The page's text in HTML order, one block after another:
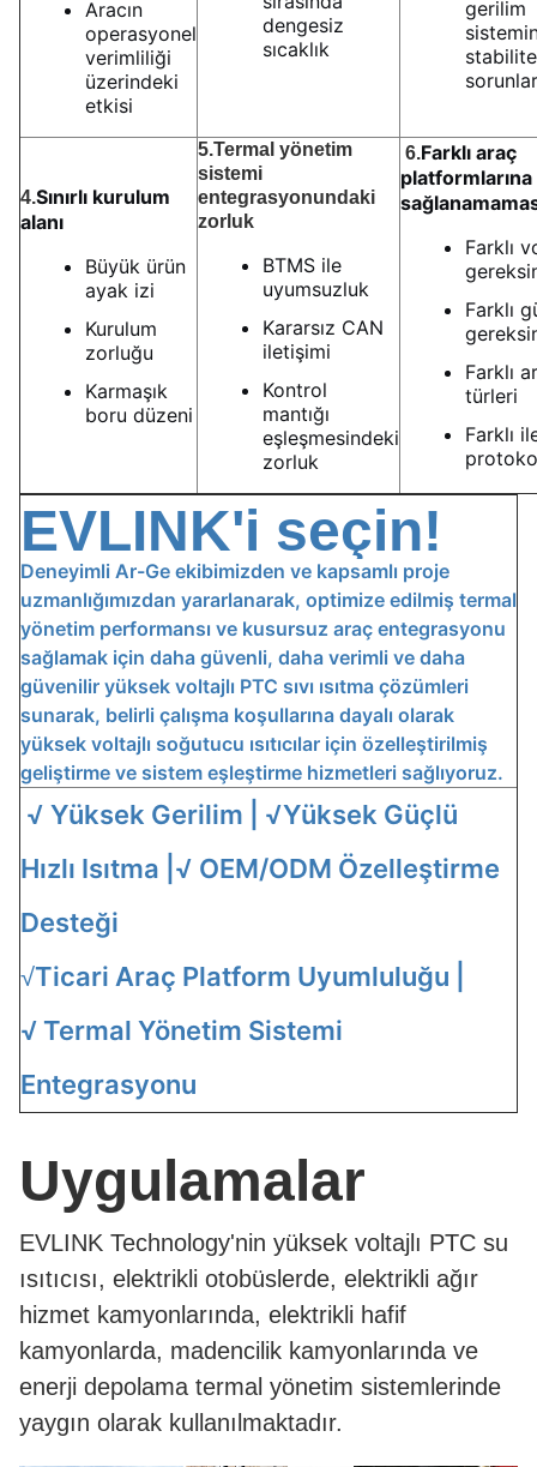
Aracın
operasyonel
verimliliği
üzerindeki
etkisi
dengesiz
sıcaklık
gerilim
stabilite
4.Sınırlı kurulum
alanı
Büyük ürün
ayak izi
Kurulum
zorluğu
Karmaşık
boru düzeni
5.Termal yönetim
sistemi
entegrasyonundaki
zorluk
BTMS ile
uyumsuzluk
Kararsız CAN
iletişimi
Kontrol
mantığı
eşleşmesindeki
zorluk
6.Farklı araç
Farklı
Farklı
Farklı
türleri
Farklı
EVLINK'i seçin!
Deneyimli Ar-Ge ekibimizden ve kapsamlı proje
uzmanlığımızdan yararlanarak, optimize edilmiş termal
yönetim performansı ve kusursuz araç entegrasyonu
sağlamak için daha güvenli, daha verimli ve daha
güvenilir yüksek voltajlı PTC sıvı ısıtma çözümleri
sunarak, belirli çalışma koşullarına dayalı olarak
yüksek voltajlı soğutucu ısıtıcılar için özelleştirilmiş
geliştirme ve sistem eşleştirme hizmetleri sağlıyoruz.
√ Yüksek Gerilim | √Yüksek Güçlü
Hızlı Isıtma | √ OEM/ODM Özelleştirme
Desteği
√Ticari Araç Platform Uyumluluğu |
√Termal Yönetim Sistemi
Entegrasyonu
Uygulamalar
EVLINK Technology'nin yüksek voltajlı PTC su
ısıtıcısı, elektrikli otobüslerde, elektrikli ağır
hizmet kamyonlarında, elektrikli hafif
kamyonlarda, madencilik kamyonlarında ve
enerji depolama termal yönetim sistemlerinde
yaygın olarak kullanılmaktadır.